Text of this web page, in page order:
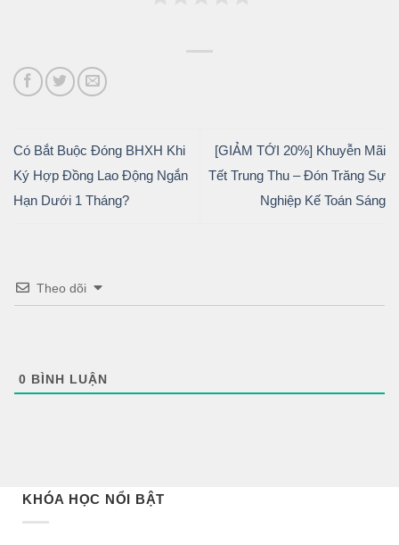
Có Bắt Buộc Đóng BHXH Khi
Ký Hợp Đồng Lao Động Ngắn
Hạn Dưới 1 Tháng?
[GIẢM TỚI 20%] Khuyễn Mãi
Tết Trung Thu – Đón Trăng Sự
Nghiệp Kế Toán Sáng
Theo dõi
0 BÌNH LUẬN
KHÓA HỌC NỔI BẬT